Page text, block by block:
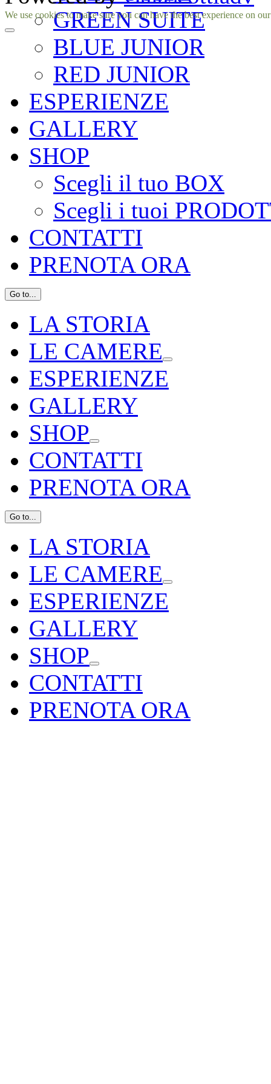
GREEN SUITE
BLUE JUNIOR
RED JUNIOR
ESPERIENZE
GALLERY
SHOP
Scegli il tuo BOX
Scegli i tuoi
CONTATTI
PRENOTA ORA
Go to...
LA STORIA
LE CAMERE
ESPERIENZE
GALLERY
SHOP
CONTATTI
PRENOTA ORA
Go to...
LA STORIA
LE CAMERE
ESPERIENZE
GALLERY
SHOP
CONTATTI
PRENOTA ORA
Facebook
Instagram
We use cookies to make sure you can have the best experience on